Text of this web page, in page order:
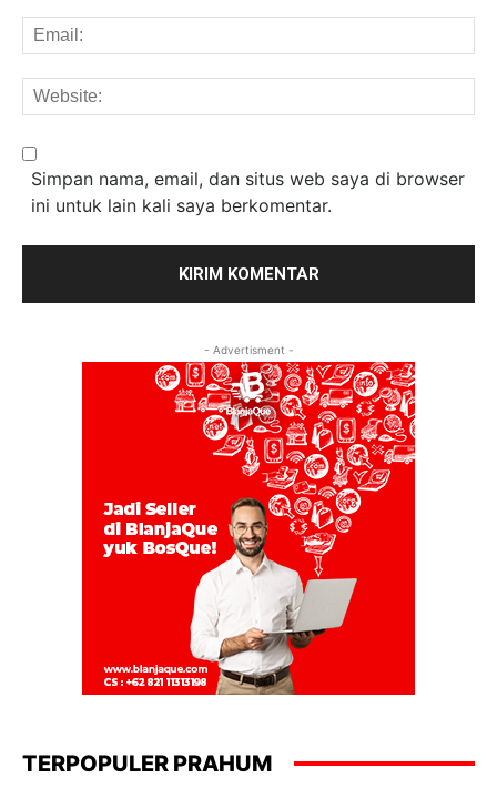
Simpan nama, email, dan situs web saya di browser
ini untuk lain kali saya berkomentar.
- Advertisment -
TERPOPULER PRAHUM